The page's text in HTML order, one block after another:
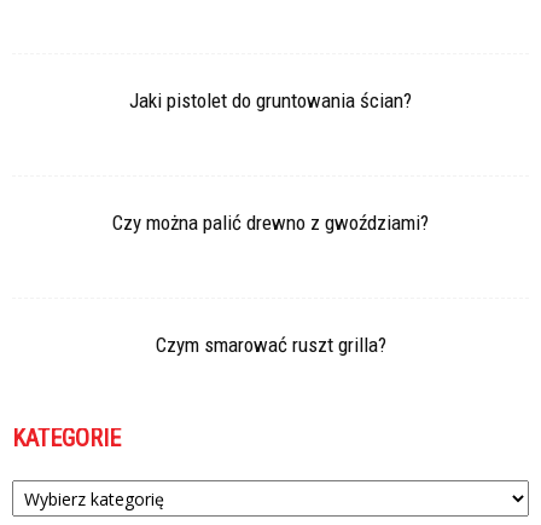
Jaki pistolet do gruntowania ścian?
Czy można palić drewno z gwoździami?
Czym smarować ruszt grilla?
KATEGORIE
Kategorie